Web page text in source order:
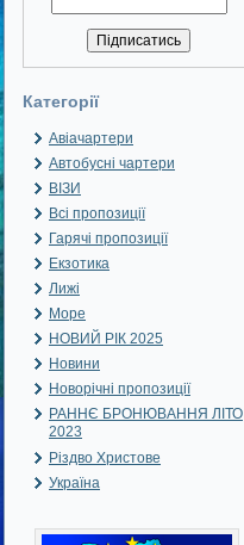
Категорії
Авіачартери
Автобусні чартери
ВІЗИ
Всі пропозиції
Гарячі пропозиції
Екзотика
Лижі
Море
НОВИЙ РІК 2025
Новини
Новорічні пропозиції
РАННЄ БРОНЮВАННЯ ЛІТО
2023
Різдво Христове
Україна